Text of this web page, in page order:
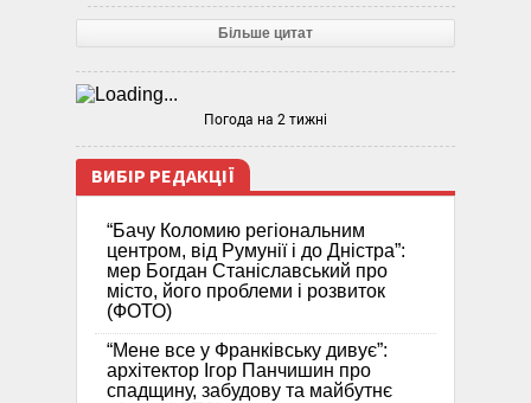
Більше цитат
Погода на 2 тижні
ВИБІР РЕДАКЦІЇ
“Бачу Коломию регіональним
центром, від Румунії і до Дністра”:
мер Богдан Станіславський про
місто, його проблеми і розвиток
(ФОТО)
“Мене все у Франківську дивує”:
архітектор Ігор Панчишин про
спадщину, забудову та майбутнє